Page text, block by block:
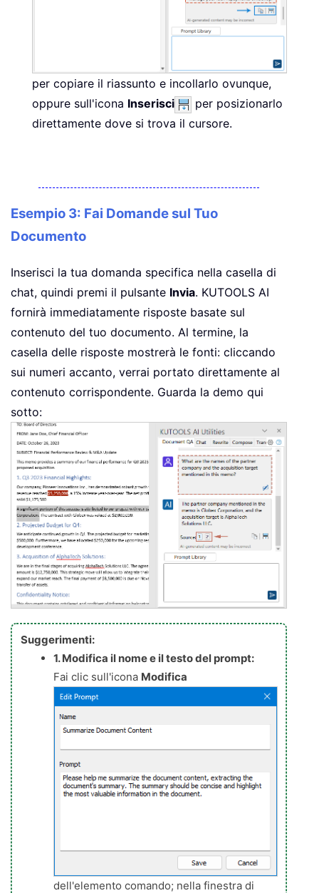
per copiare il riassunto e incollarlo ovunque,
oppure sull'icona Inserisci
per posizionarlo
direttamente dove si trova il cursore.
Esempio 3: Fai Domande sul Tuo
Documento
Inserisci la tua domanda specifica nella casella di
chat, quindi premi il pulsante Invia. KUTOOLS AI
fornirà immediatamente risposte basate sul
contenuto del tuo documento. Al termine, la
casella delle risposte mostrerà le fonti: cliccando
sui numeri accanto, verrai portato direttamente al
contenuto corrispondente. Guarda la demo qui
sotto:
Suggerimenti:
1. Modifica il nome e il testo del prompt:
Fai clic sull'icona Modifica
dell'elemento comando; nella finestra di